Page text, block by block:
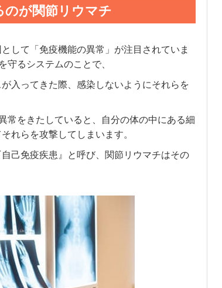
のが関節リウマチ
して「免疫機能の異常」が注目されていま
守るシステムのことで、
入ってきた際、感染しないようにそれらを
常をきたしていると、自分の体の中にある細
れらを攻撃してしまいます。
己免疫疾患』と呼び、関節リウマチはその